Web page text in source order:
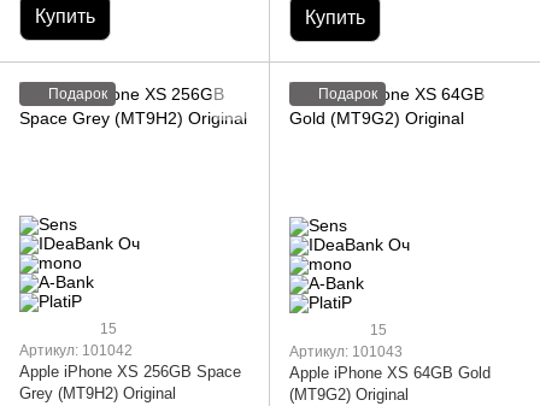
Купить Купить
Подарок
15
Артикул: 101042
Apple iPhone XS 256GB Space
Grey (MT9H2) Original
Подарок
15
Артикул: 101043
Apple iPhone XS 64GB Gold
(MT9G2) Original